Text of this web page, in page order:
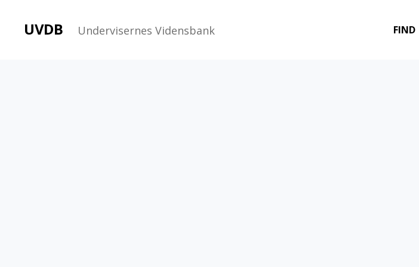
UVDB Undervisernes Vidensbank FIND